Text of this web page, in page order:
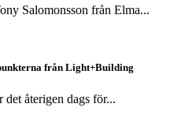
Salomonsson från Elma...
från Light+Building
återigen dags för...